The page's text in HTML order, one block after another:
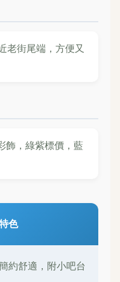
老街尾端，方便又
飾，綠紫標價，藍
色
約舒適，附小吧台